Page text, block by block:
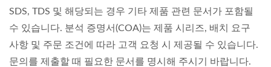
SDS, TDS 및 해당되는 경우 기타 제품 관련 문서가 포함될
수 있습니다. 분석 증명서(COA)는 제품 시리즈, 배치 요구
사항 및 주문 조건에 따라 고객 요청 시 제공될 수 있습니다.
문의를 제출할 때 필요한 문서를 명시해 주시기 바랍니다.